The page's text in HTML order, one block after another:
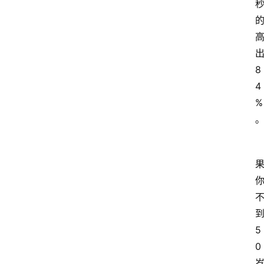
秒
的
高
出
8
4
%
。
果
你
不
到
5
0